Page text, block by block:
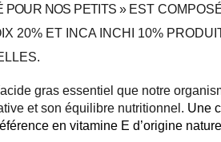
POUR NOS PETITS »EST
20% ET INCA INCHI 10%
gras essentiel que notre
et son équilibre nutritionnel. Une
en vitamine E d’origine